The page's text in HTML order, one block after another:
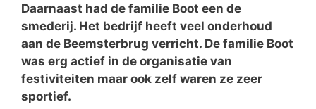
Daarnaast had de familie Boot een de
smederij. Het bedrijf heeft veel onderhoud
aan de Beemsterbrug verricht. De familie Boot
was erg actief in de organisatie van
festiviteiten maar ook zelf waren ze zeer
sportief.